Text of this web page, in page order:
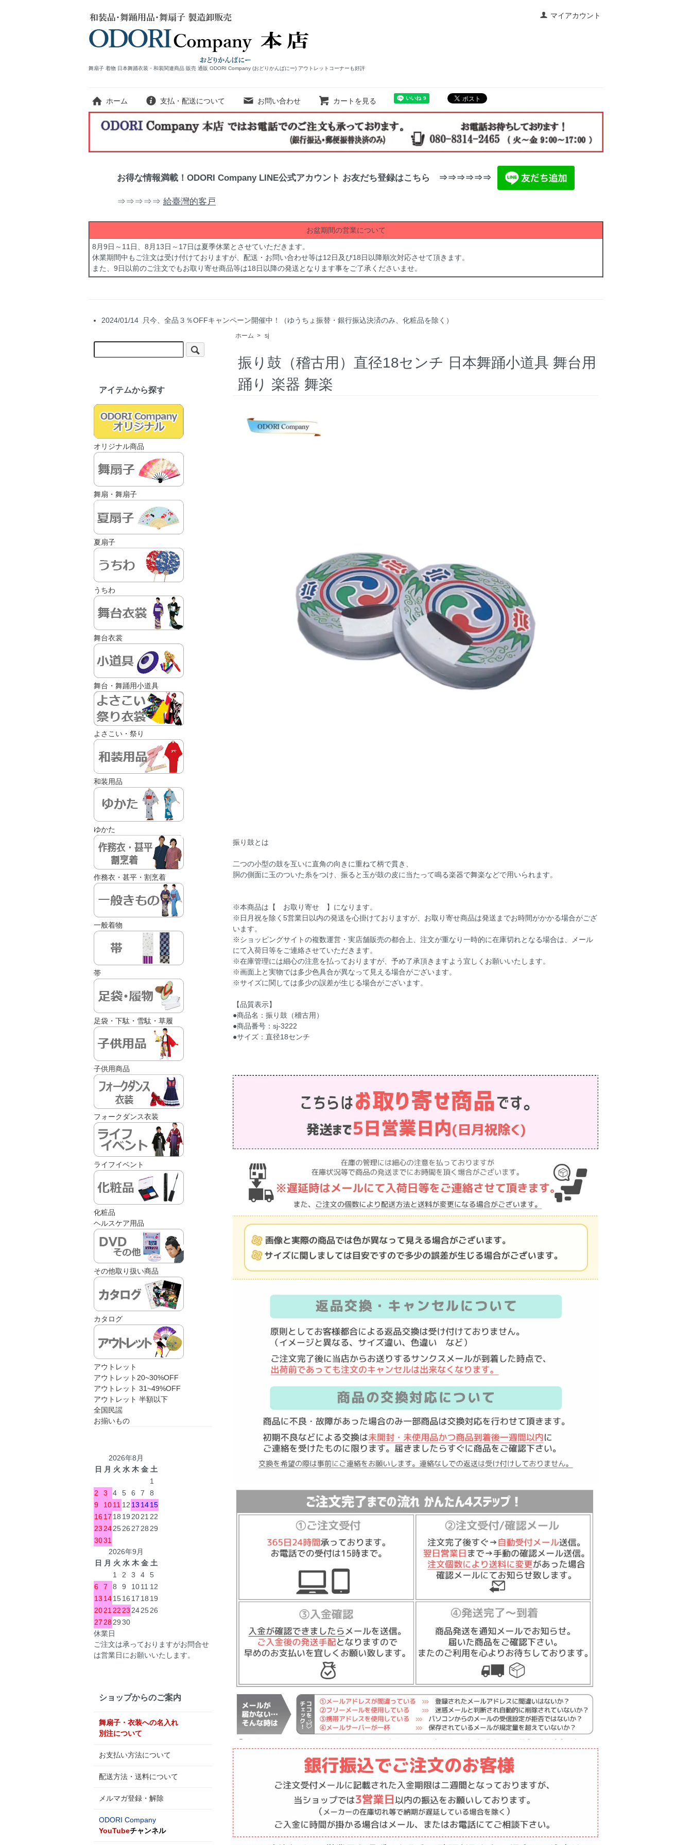
マイアカウント
舞扇子 着物 日本舞踊衣装・和装関連商品 販売 通販 ODORI Company (おどりかんぱにー) アウトレットコーナーも好評
ホーム 支払・配送について お問い合わせ カートを見る
お得な情報満載！ODORI Company LINE公式アカウント お友だち登録はこちら ⇒⇒⇒⇒⇒⇒
⇒⇒⇒⇒⇒ 給臺灣的客戸
お盆期間の営業について
8月9日～11日、8月13日～17日は夏季休業とさせていただきます。
休業期間中もご注文は受け付けておりますが、配送・お問い合わせ等は12日及び18日以降順次対応させて頂きます。
また、9日以前のご注文でもお取り寄せ商品等は18日以降の発送となります事をご了承くださいませ。
2024/01/14 只今、全品３％OFFキャンペーン開催中！（ゆうちょ振替・銀行振込決済のみ、化粧品を除く）
ホーム > sj
振り鼓（稽古用）直径18センチ 日本舞踊小道具 舞台用
踊り 楽器 舞楽
振り鼓とは
二つの小型の鼓を互いに直角の向きに重ねて柄で貫き、
胴の側面に玉のついた糸をつけ、振ると玉が鼓の皮に当たって鳴る楽器で舞楽などで用いられます。
※本商品は【 お取り寄せ 】になります。
※日月祝を除く5営業日以内の発送を心掛けておりますが、お取り寄せ商品は発送までお時間がかかる場合がござ
います。
※ショッピングサイトの複数運営・実店舗販売の都合上、注文が重なり一時的に在庫切れとなる場合は、メール
にて入荷日等をご連絡させていただきます。
※在庫管理には細心の注意を払っておりますが、予め了承頂きますよう宜しくお願いいたします。
※画面上と実物では多少色具合が異なって見える場合がございます。
※サイズに関しては多少の誤差が生じる場合がございます。
【品質表示】
●商品名：振り鼓（稽古用）
●商品番号：sj-3222
●サイズ：直径18センチ
アイテムから探す
オリジナル商品
舞扇・舞扇子
夏扇子
うちわ
舞台衣裳
舞台・舞踊用小道具
よさこい・祭り
和装用品
ゆかた
作務衣・甚平・割烹着
一般着物
帯
足袋・下駄・雪駄・草履
子供用商品
フォークダンス衣装
ライフイベント
化粧品
ヘルスケア用品
その他取り扱い商品
カタログ
アウトレット
アウトレット20~30%OFF
アウトレット 31~49%OFF
アウトレット 半額以下
全国民謡
お揃いもの
2026年8月
日 月 火 水 木 金 土
1
2
3 4 5 6 7
8
9
1011 12 13 1415
1617 18 19202122
23242526272829
3031
2026年9月
日 月 火 水 木 金 土
1
2 3 4
5
6
7 8 9 1011 12
13 141516 17 18 19
20212223242526
27282930
休業日
ご注文は承っておりますがお問合せ
は営業日にお願いいたします。
ショップからのご案内
舞扇子・衣装への名入れ
別注について
お支払い方法について
配送方法・送料について
メルマガ登録・解除
ODORI Company
YouTubeチャンネル